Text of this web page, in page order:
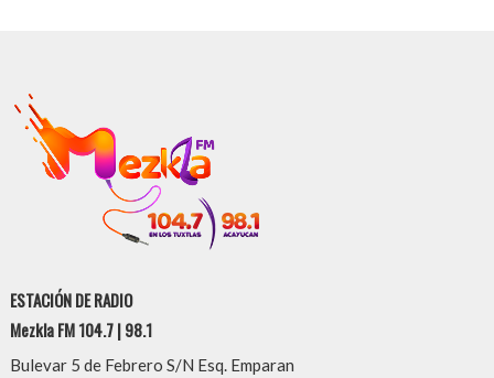
ESTACIÓN DE RADIO
Mezkla FM 104.7 | 98.1
Bulevar 5 de Febrero S/N Esq. Emparan